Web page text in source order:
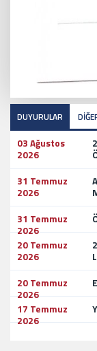
DUYURULAR
03 Ağustos
2026
31 Temmuz
2026
31 Temmuz
2026
20 Temmuz
2026
20 Temmuz
2026
17 Temmuz
2026